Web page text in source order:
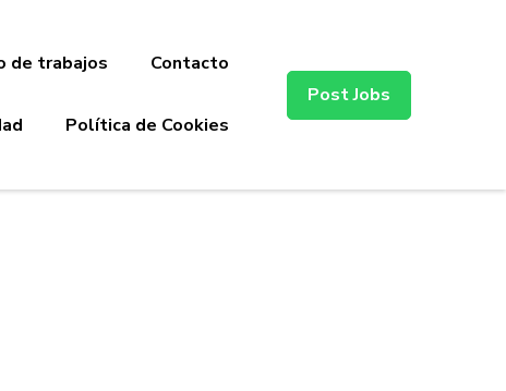
de trabajos Contacto
Política de Cookies
Post Jobs